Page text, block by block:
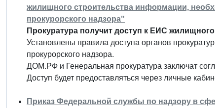
жилищного строительства информации,
прокурорского надзора"
Прокуратура получит доступ к ЕИС жилищного
Установлены правила доступа органов
прокурорского надзора.
ДОМ.РФ и Генеральная прокуратура заключат
Доступ будет предоставляться через личные
Приказ Федеральной службы по надзору в